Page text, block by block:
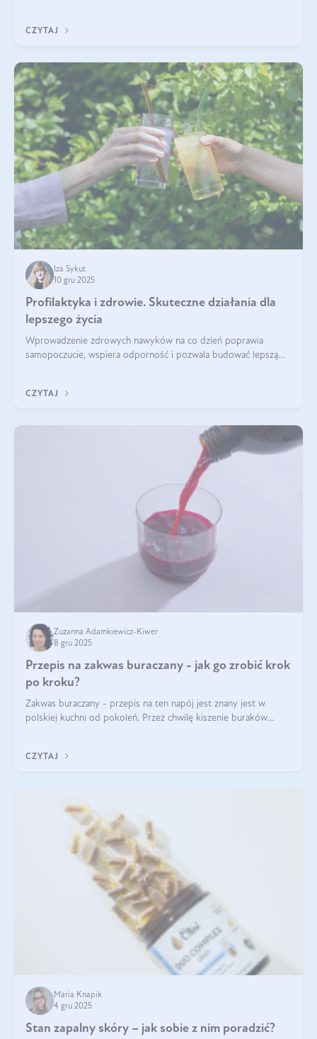
CZYTAJ
Iza Sykut
10 gru 2025
Profilaktyka i zdrowie. Skuteczne działania dla
lepszego życia
Wprowadzenie zdrowych nawyków na co dzień poprawia
samopoczucie, wspiera odporność i pozwala budować lepszą
CZYTAJ
Zuzanna Adamkiewicz-Kiwer
8 gru 2025
Przepis na zakwas buraczany - jak go zrobić krok
po kroku?
Zakwas buraczany - przepis na ten napój jest znany jest w
polskiej kuchni od pokoleń. Przez chwilę kiszenie buraków
CZYTAJ
Maria Knapik
4 gru 2025
Stan zapalny skóry – jak sobie z nim poradzić?